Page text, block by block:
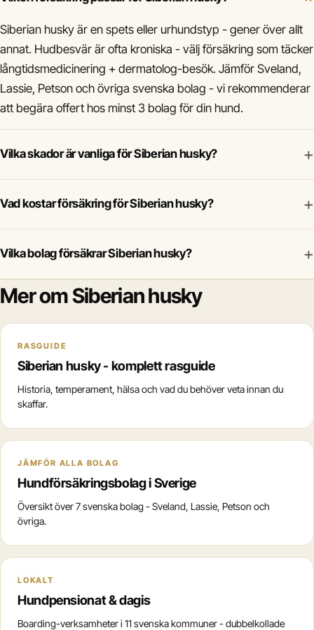
Siberian husky är en spets eller urhundstyp - gener över allt
annat. Hudbesvär är ofta kroniska - välj försäkring som täcker
långtidsmedicinering + dermatolog-besök. Jämför Sveland,
Lassie, Petson och övriga svenska bolag - vi rekommenderar
att begära offert hos minst 3 bolag för din hund.
Vilka skador är vanliga för Siberian husky? +
Vad kostar försäkring för Siberian husky? +
Vilka bolag försäkrar Siberian husky? +
Mer om Siberian husky
RASGUIDE
Siberian husky - komplett rasguide
Historia, temperament, hälsa och vad du behöver veta innan du
skaffar.
JÄMFÖR ALLA BOLAG
Hundförsäkringsbolag i Sverige
Översikt över 7 svenska bolag - Sveland, Lassie, Petson och
övriga.
LOKALT
Hundpensionat & dagis
Boarding-verksamheter i 11 svenska kommuner - dubbelkollade